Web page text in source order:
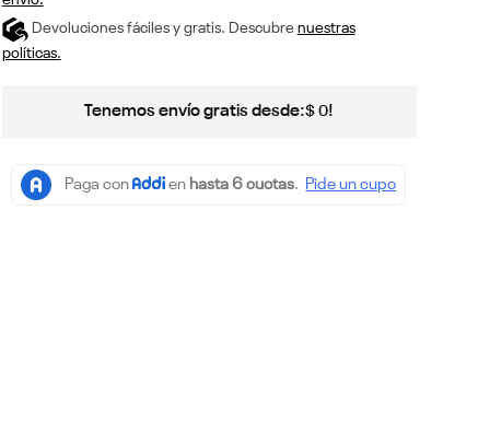
Devoluciones fáciles y gratis. Descubre nuestras
políticas.
Tenemos envío gratis desde:$ 0!